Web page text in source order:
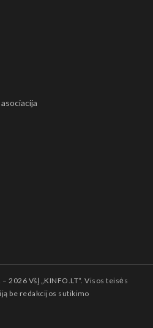
–2026 VšĮ „KINFO.LT“. Visos teisės
be redakcijos sutikimo